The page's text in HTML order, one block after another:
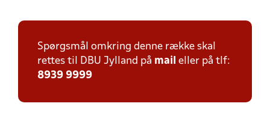
Spørgsmål omkring denne række skal
rettes til DBU Jylland på mail eller på tlf:
8939 9999